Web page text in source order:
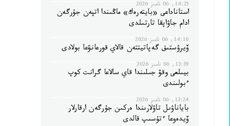
14:25, 06 تامىز 2026
استاناداعى «بايتەرەك» ماڭىندا اتپەن جۇرگەن
ادام جاۋاپقا تارتىلدى
14:10, 06 تامىز 2026
ۆيرۋستىق گەپاتيتتەن قالاي قورعانۋعا بولادى
13:39, 06 تامىز 2026
بيىلعى وقۋ جىلىندا قاي سالاعا گرانت كوپ
ءبولىندى
13:24, 06 تامىز 2026
باياناۋىل تاۋلارىندا ەركىن جۇرگەن ارقارلار
ۆيدەوعا ءتۇسىپ قالدى